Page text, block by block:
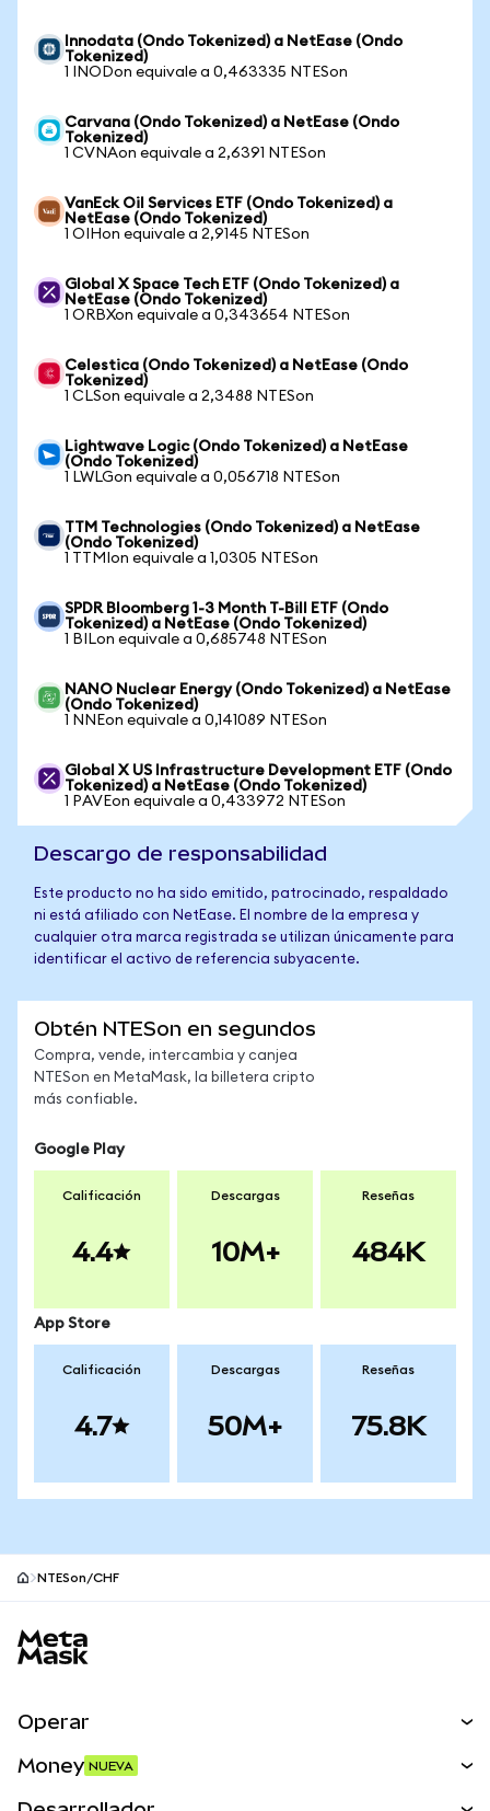
Innodata (Ondo Tokenized) a NetEase (Ondo
Tokenized)
1 INODon equivale a 0,463335 NTESon
Carvana (Ondo Tokenized) a NetEase (Ondo
Tokenized)
1 CVNAon equivale a 2,6391 NTESon
VanEck Oil Services ETF (Ondo Tokenized) a
NetEase (Ondo Tokenized)
1 OIHon equivale a 2,9145 NTESon
Global X Space Tech ETF (Ondo Tokenized) a
NetEase (Ondo Tokenized)
1 ORBXon equivale a 0,343654 NTESon
Celestica (Ondo Tokenized) a NetEase (Ondo
Tokenized)
1 CLSon equivale a 2,3488 NTESon
Lightwave Logic (Ondo Tokenized) a NetEase
(Ondo Tokenized)
1 LWLGon equivale a 0,056718 NTESon
TTM Technologies (Ondo Tokenized) a NetEase
(Ondo Tokenized)
1 TTMIon equivale a 1,0305 NTESon
SPDR Bloomberg 1-3 Month T-Bill ETF (Ondo
Tokenized) a NetEase (Ondo Tokenized)
1 BILon equivale a 0,685748 NTESon
NANO Nuclear Energy (Ondo Tokenized) a NetEase
(Ondo Tokenized)
1 NNEon equivale a 0,141089 NTESon
Global X US Infrastructure Development ETF (Ondo
Tokenized) a NetEase (Ondo Tokenized)
1 PAVEon equivale a 0,433972 NTESon
Descargo de responsabilidad
Este producto no ha sido emitido, patrocinado, respaldado
ni está afiliado con NetEase. El nombre de la empresa y
cualquier otra marca registrada se utilizan únicamente para
identificar el activo de referencia subyacente.
Obtén NTESon en segundos
Compra, vende, intercambia y canjea
NTESon en MetaMask, la billetera cripto
más confiable.
Google Play
Calificación
4.4
Descargas
10M+
Reseñas
484K
App Store
Calificación
4.7
Descargas
50M+
Reseñas
75.8K
NTESon/CHF
Operar
Money NUEVA